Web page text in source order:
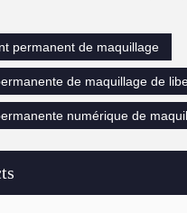
permanent de maquillage
de maquillage de
numérique de